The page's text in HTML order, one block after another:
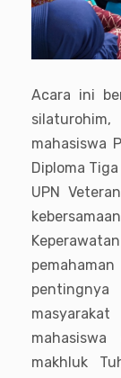
Acara ini
mahasiswa
Diploma
UPN
makhluk